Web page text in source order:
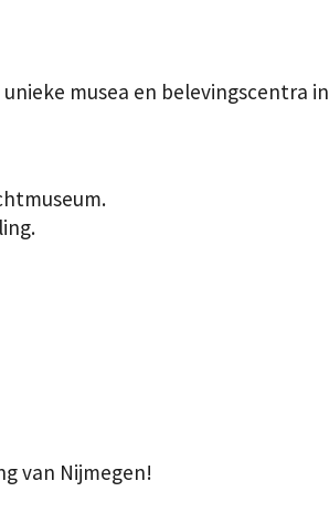
musea en belevingscentra in
van Nijmegen!